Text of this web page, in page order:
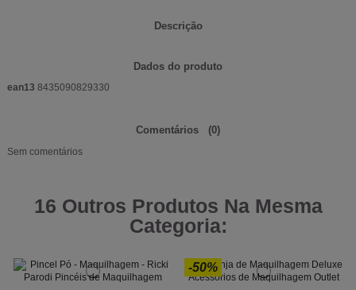
Descrição
Dados do produto
ean13 8435090829330
Comentários (0)
Sem comentários
16 Outros Produtos Na Mesma
Categoria:
-50%